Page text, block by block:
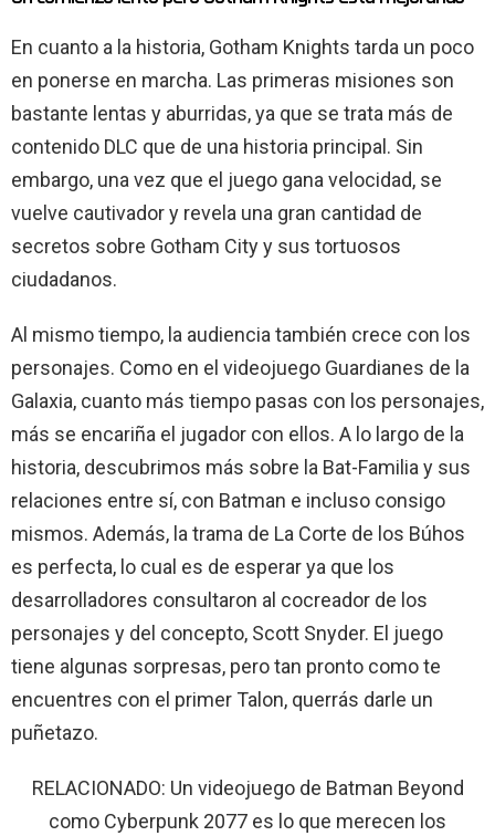
En cuanto a la historia, Gotham Knights tarda un poco
en ponerse en marcha. Las primeras misiones son
bastante lentas y aburridas, ya que se trata más de
contenido DLC que de una historia principal. Sin
embargo, una vez que el juego gana velocidad, se
vuelve cautivador y revela una gran cantidad de
secretos sobre Gotham City y sus tortuosos
ciudadanos.
Al mismo tiempo, la audiencia también crece con los
personajes. Como en el videojuego Guardianes de la
Galaxia, cuanto más tiempo pasas con los personajes,
más se encariña el jugador con ellos. A lo largo de la
historia, descubrimos más sobre la Bat-Familia y sus
relaciones entre sí, con Batman e incluso consigo
mismos. Además, la trama de La Corte de los Búhos
es perfecta, lo cual es de esperar ya que los
desarrolladores consultaron al cocreador de los
personajes y del concepto, Scott Snyder. El juego
tiene algunas sorpresas, pero tan pronto como te
encuentres con el primer Talon, querrás darle un
puñetazo.
RELACIONADO: Un videojuego de Batman Beyond
como Cyberpunk 2077 es lo que merecen los